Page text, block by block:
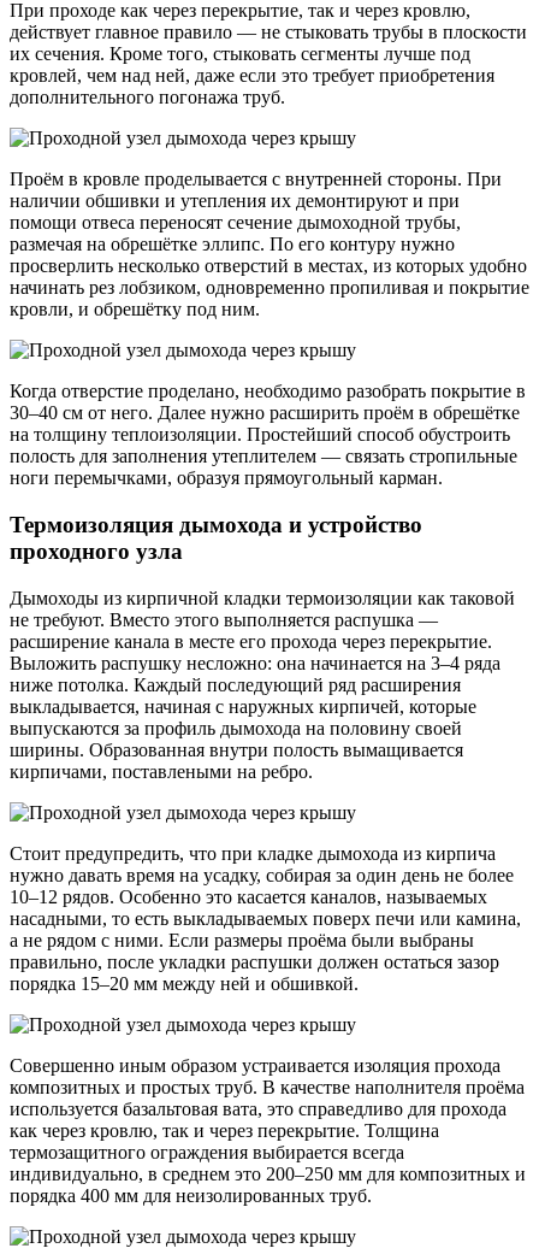
При проходе как через перекрытие, так и через кровлю,
действует главное правило — не стыковать трубы в плоскости
их сечения. Кроме того, стыковать сегменты лучше под
кровлей, чем над ней, даже если это требует приобретения
дополнительного погонажа труб.
Проём в кровле проделывается с внутренней стороны. При
наличии обшивки и утепления их демонтируют и при
помощи отвеса переносят сечение дымоходной трубы,
размечая на обрешётке эллипс. По его контуру нужно
просверлить несколько отверстий в местах, из которых удобно
начинать рез лобзиком, одновременно пропиливая и покрытие
кровли, и обрешётку под ним.
Когда отверстие проделано, необходимо разобрать покрытие в
30–40 см от него. Далее нужно расширить проём в обрешётке
на толщину теплоизоляции. Простейший способ обустроить
полость для заполнения утеплителем — связать стропильные
ноги перемычками, образуя прямоугольный карман.
Термоизоляция дымохода и устройство
проходного узла
Дымоходы из кирпичной кладки термоизоляции как таковой
не требуют. Вместо этого выполняется распушка —
расширение канала в месте его прохода через перекрытие.
Выложить распушку несложно: она начинается на 3–4 ряда
ниже потолка. Каждый последующий ряд расширения
выкладывается, начиная с наружных кирпичей, которые
выпускаются за профиль дымохода на половину своей
ширины. Образованная внутри полость вымащивается
кирпичами, поставлеными на ребро.
Стоит предупредить, что при кладке дымохода из кирпича
нужно давать время на усадку, собирая за один день не более
10–12 рядов. Особенно это касается каналов, называемых
насадными, то есть выкладываемых поверх печи или камина,
а не рядом с ними. Если размеры проёма были выбраны
правильно, после укладки распушки должен остаться зазор
порядка 15–20 мм между ней и обшивкой.
Совершенно иным образом устраивается изоляция прохода
композитных и простых труб. В качестве наполнителя проёма
используется базальтовая вата, это справедливо для прохода
как через кровлю, так и через перекрытие. Толщина
термозащитного ограждения выбирается всегда
индивидуально, в среднем это 200–250 мм для композитных и
порядка 400 мм для неизолированных труб.